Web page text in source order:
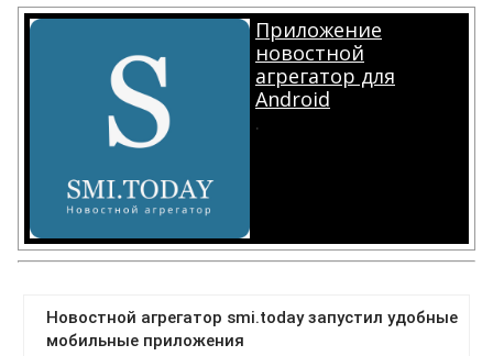
Приложение
новостной
агрегатор для
Android
.